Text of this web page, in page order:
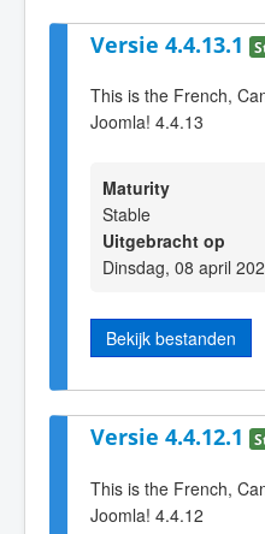
Versie 4.4.13.1
This is the French,
Joomla! 4.4.13
Maturity
Stable
Uitgebracht op
Dinsdag, 08 april
Bekijk bestanden
Versie 4.4.12.1
This is the French,
Joomla! 4.4.12